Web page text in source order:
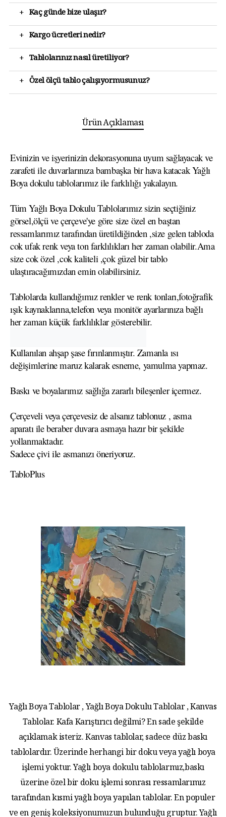
+ Kaç günde bize ulaşır?
+ Kargo ücretleri nedir?
+ Tablolarınız nasıl üretiliyor?
+ Özel ölçü tablo çalışıyormusunuz?
Ürün Açıklaması
Evinizin ve işyerinizin dekorasyonuna uyum sağlayacak ve
zarafeti ile duvarlarınıza bambaşka bir hava katacak Yağlı
Boya dokulu tablolarımız ile farklılığı yakalayın.
Tüm Yağlı Boya Dokulu Tablolarımız sizin seçtiğiniz
görsel,ölçü ve çerçeve'ye göre size özel en baştan
ressamlarımız tarafından üretildiğinden ,size gelen tabloda
cok ufak renk veya ton farklılıkları her zaman olabilir.Ama
size cok özel ,cok kaliteli ,çok güzel bir tablo
ulaştıracağımızdan emin olabilirsiniz.
Tablolarda kullandığımız renkler ve renk tonları,fotoğrafik
ışık kaynaklarına,telefon veya monitör ayarlarınıza bağlı
her zaman küçük farklılıklar gösterebilir.
Kullanılan ahşap şase fırınlanmıştır. Zamanla ısı
değişimlerine maruz kalarak esneme, yamulma yapmaz.
Baskı ve boyalarımız sağlığa zararlı bileşenler içermez.
Çerçeveli veya çerçevesiz de alsanız tablonuz , asma
aparatı ile beraber duvara asmaya hazır bir şekilde
yollanmaktadır.
Sadece çivi ile asmanızı öneriyoruz.
TabloPlus
Yağlı Boya Tablolar , Yağlı Boya Dokulu Tablolar , Kanvas
Tablolar. Kafa Karıştırıcı değilmi? En sade şekilde
açıklamak isteriz. Kanvas tablolar, sadece düz baskı
tablolardır. Üzerinde herhangi bir doku veya yağlı boya
işlemi yoktur. Yağlı boya dokulu tablolarmız,baskı
üzerine özel bir doku işlemi sonrası ressamlarımız
tarafından kısmi yağlı boya yapılan tablolar. En populer
ve en geniş koleksiyonumuzun bulunduğu gruptur. Yağlı